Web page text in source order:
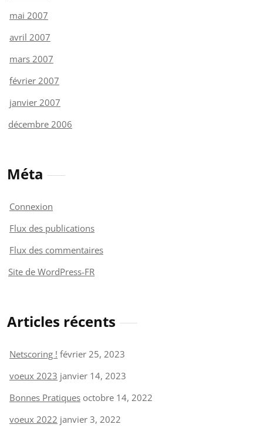
mai 2007
avril 2007
mars 2007
février 2007
janvier 2007
décembre 2006
Méta
Connexion
Flux des publications
Flux des commentaires
Site de WordPress-FR
Articles récents
Netscoring ! février 25, 2023
voeux 2023 janvier 14, 2023
Bonnes Pratiques octobre 14, 2022
voeux 2022 janvier 3, 2022